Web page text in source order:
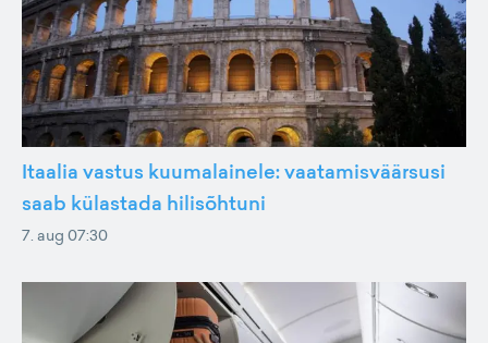
Itaalia vastus kuumalainele: vaatamisväärsusi
saab külastada hilisõhtuni
7. aug 07:30